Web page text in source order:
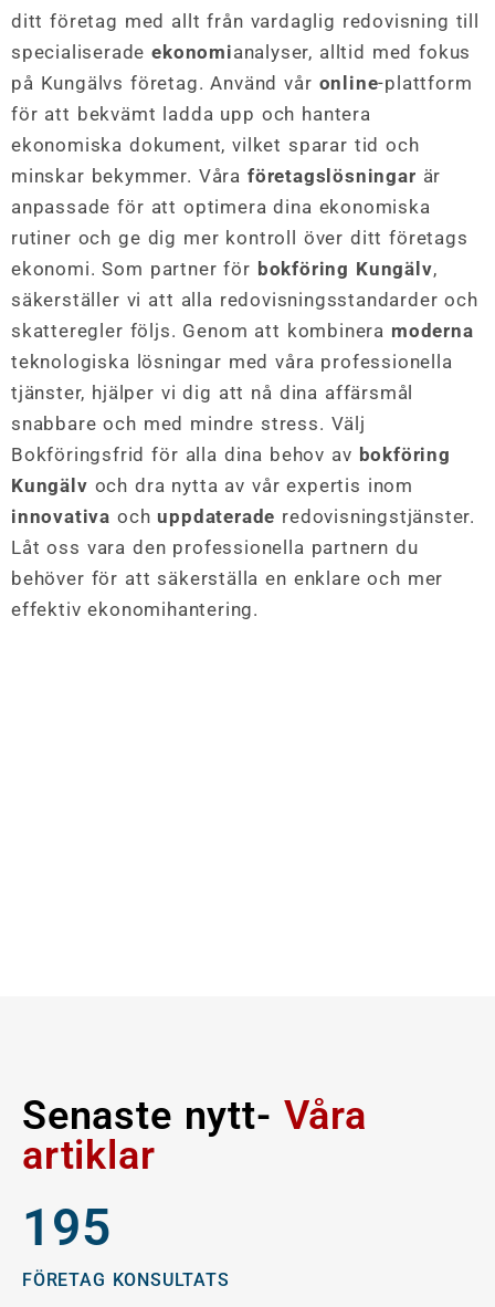
ditt företag med allt från vardaglig redovisning till
specialiseradeekonomianalyser, alltid med fokus
på Kungälvs företag. Använd vår online-plattform
för att bekvämt ladda upp och hantera
ekonomiska dokument, vilket sparar tid och
minskar bekymmer. Våraföretagslösningar är
anpassade för att optimera dina ekonomiska
rutiner och ge dig mer kontroll över ditt företags
ekonomi. Som partner för bokföring Kungälv,
säkerställer vi att alla redovisningsstandarder och
skatteregler följs. Genom att kombinera moderna
teknologiska lösningar med våra professionella
tjänster, hjälper vi dig att nå dina affärsmål
snabbare och med mindre stress. Välj
Bokföringsfrid för alla dina behov av bokföring
Kungälv och dra nytta av vår expertis inom
innovativa och uppdaterade redovisningstjänster.
Låt oss vara den professionella partnern du
behöver för att säkerställa en enklare och mer
effektiv ekonomihantering.
Senaste nytt- Våra
artiklar
195
FÖRETAG KONSULTATS